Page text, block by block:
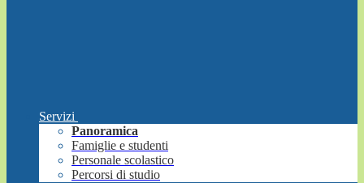
Servizi
Panoramica
Famiglie e studenti
Personale scolastico
Percorsi di studio